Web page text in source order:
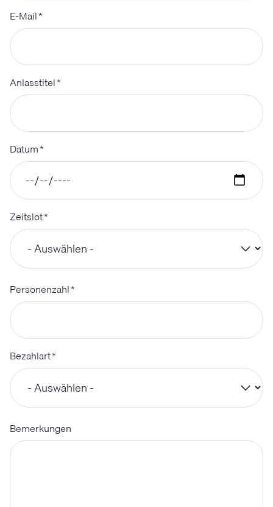
E-Mail*
Anlasstitel*
Datum*
Zeitslot*
Personenzahl*
Bezahlart*
Bemerkungen